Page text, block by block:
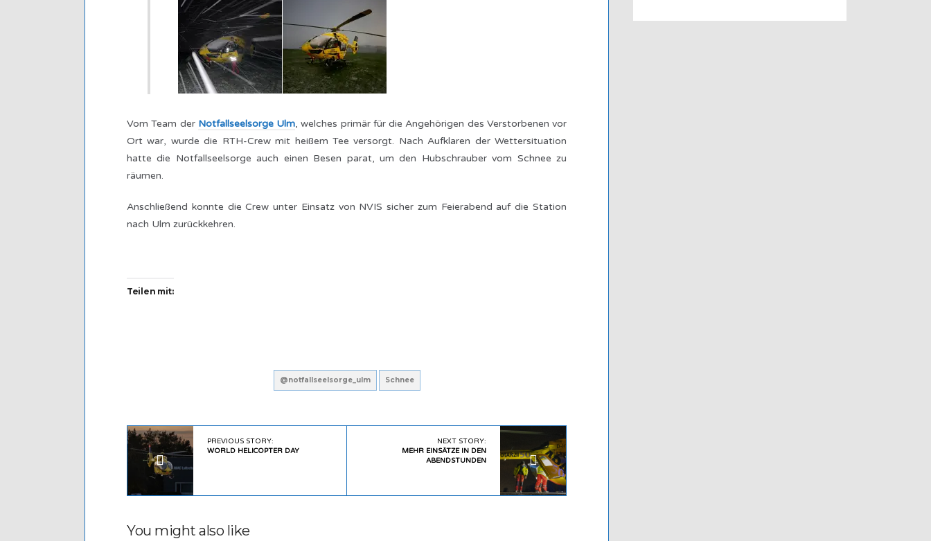
Vom Team der Notfallseelsorge Ulm, welches primär für die Angehörigen des Verstorbenen vor
Ort war, wurde die RTH-Crew mit heißem Tee versorgt. Nach Aufklaren der Wettersituation
hatte die Notfallseelsorge auch einen Besen parat, um den Hubschrauber vom Schnee zu
räumen.
Anschließend konnte die Crew unter Einsatz von NVIS sicher zum Feierabend auf die Station
nach Ulm zurückkehren.
Teilen mit:
@notfallseelsorge_ulm Schnee
PREVIOUS STORY:
WORLD HELICOPTER DAY
NEXT STORY:
MEHR EINSÄTZE IN DEN
ABENDSTUNDEN
You might also like